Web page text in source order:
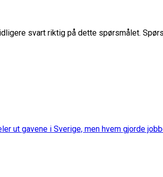
svart riktig på dette spørsmålet.
ut gavene i Sverige, men hvem gjorde